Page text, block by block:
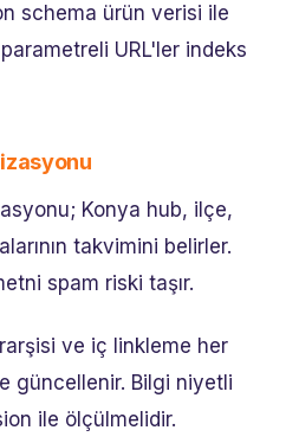
schema ürün verisi ile
URL'ler indeks
Konya hub, ilçe,
takvimini belirler.
spam riski taşır.
ve iç linkleme her
güncellenir. Bilgi niyetli
ile ölçülmelidir.